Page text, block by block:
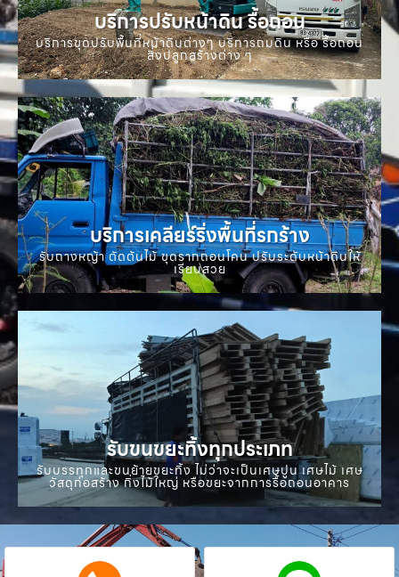
บริการปรับหน้าดิน รื้อถอน
บริการขุดปรับพื้นที่หน้าดินต่างๆ บริการถมดิน หรือ รื้อถอน
สิ่งปลูกสร้างต่าง ๆ
บริการเคลียร์ริ่งพื้นที่รกร้าง
รับถางหญ้า ตัดต้นไม้ ขุดรากถอนโคน ปรับระดับหน้าดินให้
เรียบสวย
รับขนขยะทิ้งทุกประเภท
รับบรรทุกและขนย้ายขยะทิ้ง ไม่ว่าจะเป็นเศษปูน เศษไม้ เศษ
วัสดุก่อสร้าง กิ่งไม้ใหญ่ หรือขยะจากการรื้อถอนอาคาร